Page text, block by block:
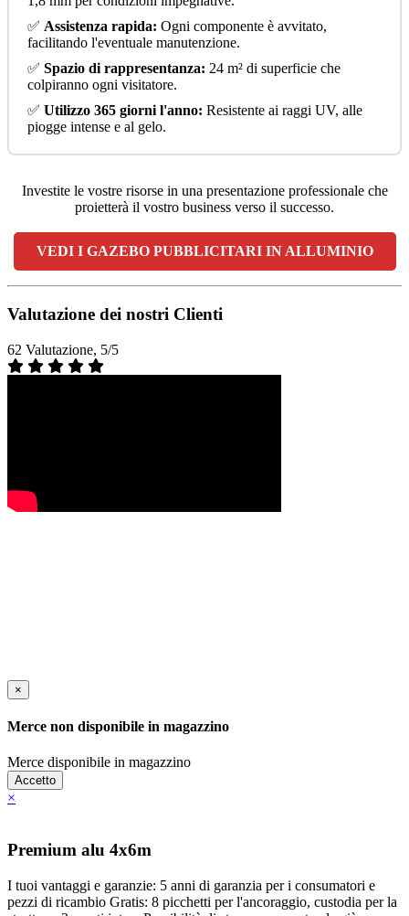
✅ Assistenza rapida: Ogni componente è avvitato,
facilitando l'eventuale manutenzione.
✅ Spazio di rappresentanza: 24 m² di superficie che
colpiranno ogni visitatore.
✅ Utilizzo 365 giorni l'anno: Resistente ai raggi UV, alle
piogge intense e al gelo.
Investite le vostre risorse in una presentazione professionale che
proietterà il vostro business verso il successo.
VEDI I GAZEBO PUBBLICITARI IN ALLUMINIO
Valutazione dei nostri Clienti
62 Valutazione, 5/5
×
Merce non disponibile in magazzino
Merce disponibile in magazzino
Accetto
×
Premium alu 4x6m
I tuoi vantaggi e garanzie: 5 anni di garanzia per i consumatori e
pezzi di ricambio Gratis: 8 picchetti per l'ancoraggio, custodia per la